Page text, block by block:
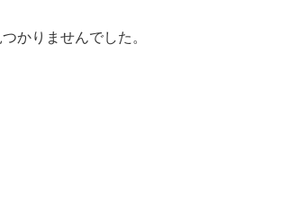
かりませんでした。